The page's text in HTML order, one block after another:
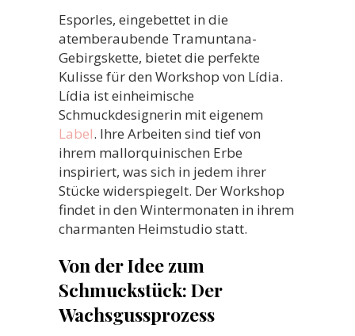
Esporles, eingebettet in die
atemberaubende Tramuntana-
Gebirgskette, bietet die perfekte
Kulisse für den Workshop von Lídia.
Lídia ist einheimische
Schmuckdesignerin mit eigenem
Label. Ihre Arbeiten sind tief von
ihrem mallorquinischen Erbe
inspiriert, was sich in jedem ihrer
Stücke widerspiegelt. Der Workshop
findet in den Wintermonaten in ihrem
charmanten Heimstudio statt.
Von der Idee zum
Schmuckstück: Der
Wachsgussprozess